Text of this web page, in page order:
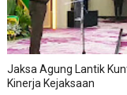
Jaksa Agung Lantik
Kinerja Kejaksaan